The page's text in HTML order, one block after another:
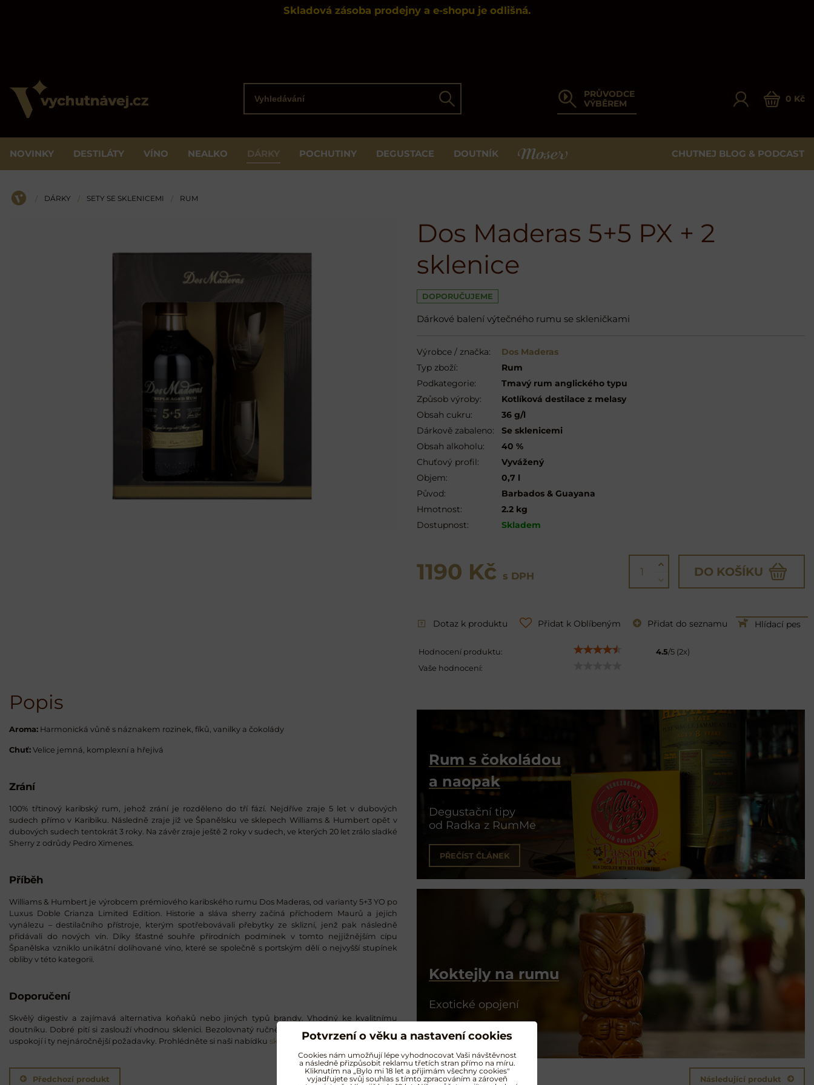
Skladová zásoba prodejny a e-shopu je odlišná.
Hledat
PRŮVODCE
VÝBĚREM
0 Kč
NOVINKY DESTILÁTY VÍNO NEALKO DÁRKY POCHUTINY DEGUSTACE DOUTNÍK
MOSER
CHUTNEJ BLOG & PODCAST
ÚVOD
/ DÁRKY / SETY SE SKLENICEMI / RUM
Dos Maderas 5+5 PX + 2
sklenice
DOPORUČUJEME
Dárkové balení výtečného rumu se skleničkami
Výrobce / značka:
Dos Maderas
Typ zboží:
Rum
Podkategorie:
Tmavý rum anglického typu
Způsob výroby:
Kotlíková destilace z melasy
Obsah cukru:
36 g/l
Dárkově zabaleno:
Se sklenicemi
Obsah alkoholu:
40 %
Chuťový profil:
Vyvážený
Objem:
0,7 l
Původ:
Barbados & Guayana
Hmotnost:
2.2 kg
Dostupnost:
Skladem
1190 Kč s DPH DO KOŠÍKU
Dotaz k produktu Přidat k Oblíbeným Přidat do seznamu Hlídací pes
Hodnocení produktu: 4.5/5 (2x)
Vaše hodnocení:
Popis
Aroma: Harmonická vůně s náznakem rozinek, fíků, vanilky a čokolády
Chuť: Velice jemná, komplexní a hřejivá
Zrání
100% třtinový karibský rum, jehož zrání je rozděleno do tří fází. Nejdříve zraje 5 let v dubových
sudech přímo v Karibiku. Následně zraje již ve Španělsku ve sklepech Williams & Humbert opět v
dubových sudech tentokrát 3 roky. Na závěr zraje ještě 2 roky v sudech, ve kterých 20 let zrálo sladké
Sherry z odrůdy Pedro Ximenes.
Příběh
Williams & Humbert je výrobcem prémiového karibského rumu Dos Maderas, od varianty 5+3 YO po
Luxus Doble Crianza Limited Edition. Historie a sláva sherry začíná příchodem Maurů a jejich
vynálezu – destilačního přístroje, kterým spotřebovávali přebytky ze sklizní, jenž pak následně
přidávali do nových vín. Díky šťastné souhře přírodních podmínek v tomto nejjižnějším cípu
Španělska vzniklo unikátní dolihované víno, které se společně s portským dělí o nejvyšší stupínek
obliby v této kategorii.
Doporučení
Skvělý digestiv a zajímavá alternativa koňaků nebo jiných typů brandy. Vhodný ke kvalitnímu
doutníku. Dobré pití si zaslouží vhodnou sklenici. Bezolovnatý ručně zpracovaný křišťál od Moseru
uspokojí i ty nejnáročnější požadavky. Prohlédněte si naši nabídku sklenic na rum
Rum s čokoládou
a naopak
Degustační tipy
od Radka z RumMe
PŘEČÍST ČLÁNEK
Koktejly na rumu
Exotické opojení
NAMÍCHAT KOKTEJL
Předchozí produkt Následující produkt
Potvrzení o věku a nastavení cookies
Cookies nám umožňují lépe vyhodnocovat Vaši návštěvnost
a následně přizpůsobit reklamu třetích stran přímo na míru.
Kliknutím na „Bylo mi 18 let a přijimám všechny cookies"
vyjadřujete svůj souhlas s tímto zpracováním a zároveň